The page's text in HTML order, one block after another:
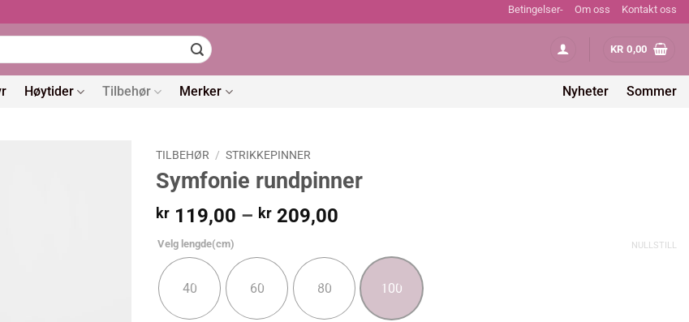
Betingelser- Om oss Kontakt oss
KR 0,00
Høytider Tilbehør Merker Nyheter Sommer
TILBEHØR / STRIKKEPINNER
Symfonie rundpinner
kr 119,00 – kr 209,00
kr 209,00
Velg lengde(cm)
40 60 80 100
NULLSTILL